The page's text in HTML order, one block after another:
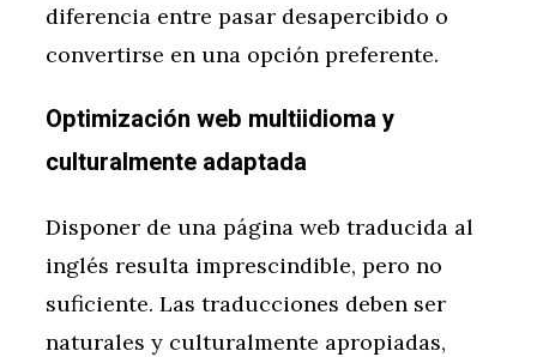
diferencia entre pasar desapercibido o
convertirse en una opción preferente.
Optimización web multiidioma y
culturalmente adaptada
Disponer de una página web traducida al
inglés resulta imprescindible, pero no
suficiente. Las traducciones deben ser
naturales y culturalmente apropiadas,